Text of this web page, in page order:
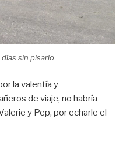
sin pisarlo
la valentía y
de viaje, no habría
y Pep, por echarle el